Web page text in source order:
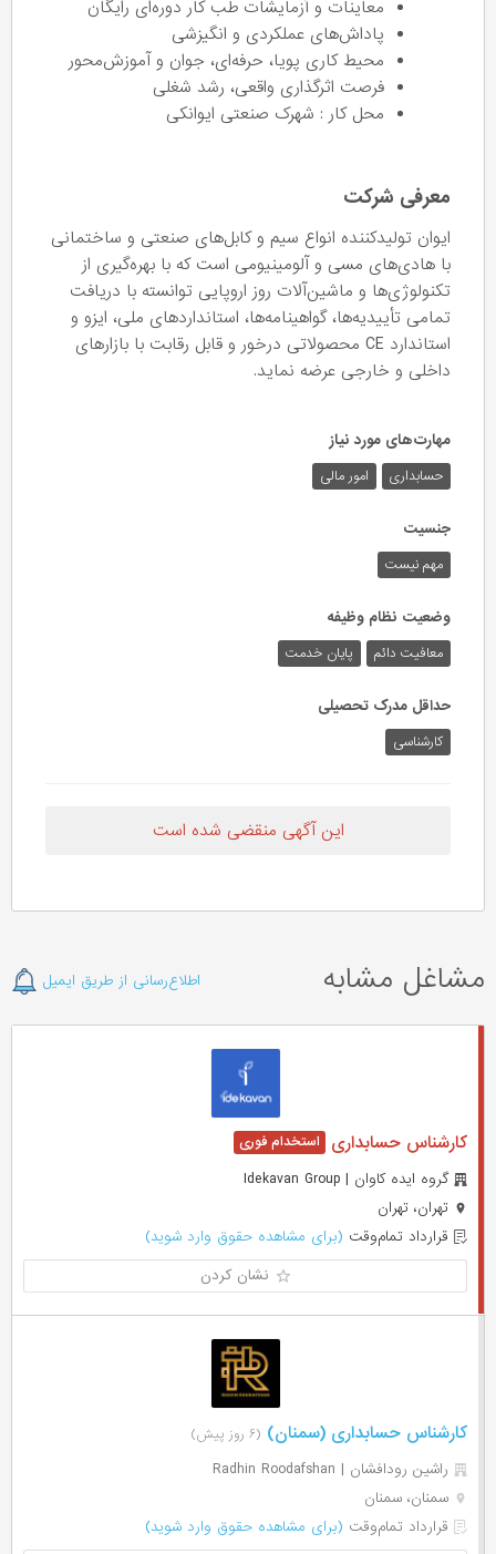
معاینات و آزمایشات طب کار دوره‌ای رایگان
پاداش‌های عملکردی و انگیزشی
محیط کاری پویا، حرفه‌ای، جوان و آموزش‌محور
فرصت اثرگذاری واقعی، رشد شغلی
محل کار : شهرک صنعتی ایوانکی
معرفی شرکت
ایوان تولیدکننده انواع سیم و کابل‌های صنعتی و ساختمانی
با هادی‌های مسی و آلومینیومی است که با بهره‌گیری از
تکنولوژی‌ها و ماشین‌آلات روز اروپایی توانسته با دریافت
تمامی تأییدیه‌ها، گواهینامه‌ها، استانداردهای ملی، ایزو و
استاندارد CE محصولاتی درخور و قابل رقابت با بازارهای
داخلی و خارجی عرضه نماید.
مهارت‌های مورد نیاز
حسابداری امور مالی
جنسیت
مهم نیست
وضعیت نظام وظیفه
معافیت دائم پایان خدمت
حداقل مدرک تحصیلی
کارشناسی
این آگهی منقضی شده است
مشاغل مشابه اطلاع‌رسانی از طریق ایمیل
کارشناس حسابداری
گروه ایده کاوان | Idekavan Group
تهران، تهران
قرارداد تمام‌وقت (برای مشاهده حقوق وارد شوید)
نشان کردن
کارشناس حسابداری (سمنان) (۶ روز پیش)
راشین رودافشان | Radhin Roodafshan
سمنان، سمنان
قرارداد تمام‌وقت (برای مشاهده حقوق وارد شوید)